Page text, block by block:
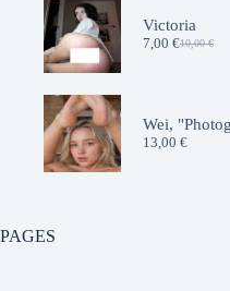
10,00 €.
7,00 €.
Victoria
10,00€
Le
10,00 €.
7,00 €Le
7,00 €.
Wei,
13,00 €
PAGES